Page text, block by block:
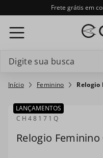
Frete grátis em
Feminino Relogio
LANÇAMENTOS
CH48171Q
Relogio
Termos mais buscados
1º relogio feminino